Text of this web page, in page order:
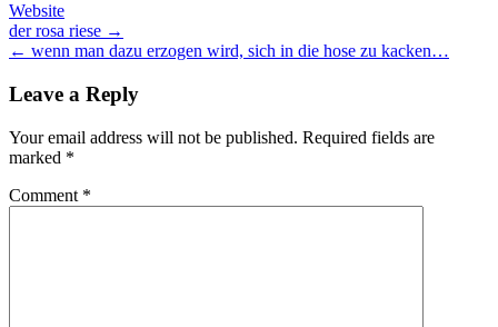
Website
Post
navigation
der rosa riese →
← wenn man dazu erzogen wird, sich in die hose zu kacken…
Leave a Reply
Your email address will not be published. Required fields are
marked *
Comment *